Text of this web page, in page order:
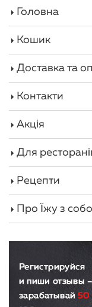
Головна
Кошик
Доставка та
Контакти
Акція
Для
Рецепти
Про Їжу з